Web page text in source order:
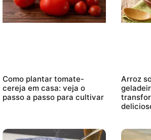
Como plantar tomate-
cereja em casa: veja o
passo a passo para cultivar
Arroz